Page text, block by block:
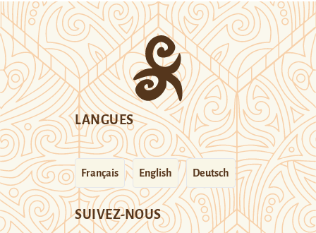
LANGUES
Français English Deutsch
SUIVEZ-NOUS